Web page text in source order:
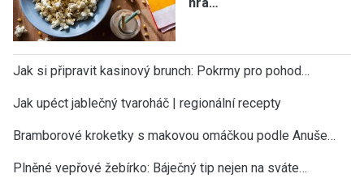
Jak si připravit kasinový brunch: Pokrmy pro pohod…
Jak upéct jablečný tvaroháč | regionální recepty
Bramborové kroketky s makovou omáčkou podle Anuše…
Plněné vepřové žebírko: Báječný tip nejen na sváte…